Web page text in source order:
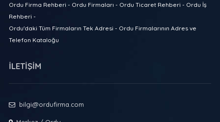
Ordu Firma Rehberi - Ordu Firmaları - Ordu Ticaret Rehberi - Ordu İş
Rehberi -
Ordu'daki Tüm Firmaların Tek Adresi - Ordu Firmalarının Adres ve
Telefon Kataloğu
İLETİŞİM
bilgi@ordufirma.com